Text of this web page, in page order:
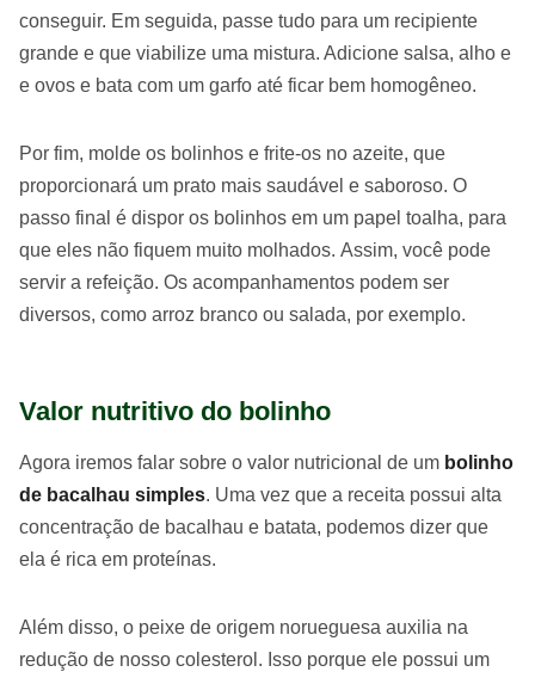
conseguir. Em seguida, passe tudo para um recipiente
grande e que viabilize uma mistura. Adicione salsa, alho e
e ovos e bata com um garfo até ficar bem homogêneo.
Por fim, molde os bolinhos e frite-os no azeite, que
proporcionará um prato mais saudável e saboroso. O
passo final é dispor os bolinhos em um papel toalha, para
que eles não fiquem muito molhados. Assim, você pode
servir a refeição. Os acompanhamentos podem ser
diversos, como arroz branco ou salada, por exemplo.
Valor nutritivo do bolinho
Agora iremos falar sobre o valor nutricional de um bolinho
de bacalhau simples. Uma vez que a receita possui alta
concentração de bacalhau e batata, podemos dizer que
ela é rica em proteínas.
Além disso, o peixe de origem norueguesa auxilia na
redução de nosso colesterol. Isso porque ele possui um